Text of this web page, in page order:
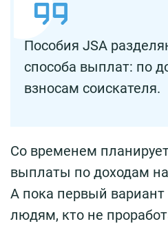
Пособия JSA
способа выплат: по
взносам соискателя.
Со временем
выплаты по доходам
А пока первый вариант
людям, кто не